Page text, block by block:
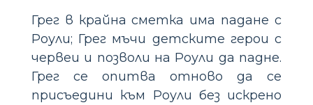
Грег в крайна сметка има падане с
Роули; Грег мъчи детските герои с
червеи и позволи на Роули да падне.
Грег се опитва отново да се
присъедини към Роули без искрено